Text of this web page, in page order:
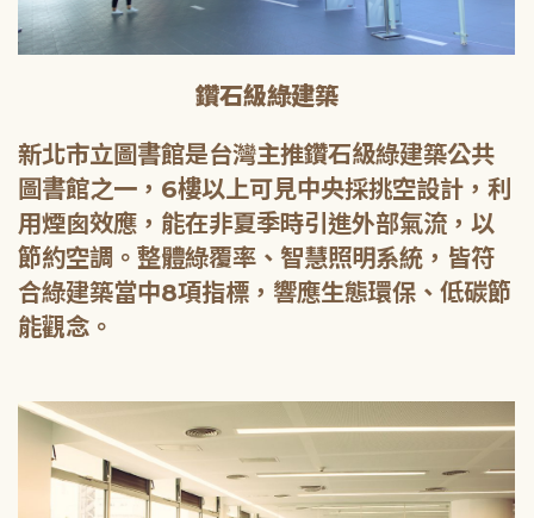
鑽石級綠建築
新北市立圖書館是台灣主推鑽石級綠建築公共
圖書館之一，6樓以上可見中央採挑空設計，利
用煙囪效應，能在非夏季時引進外部氣流，以
節約空調。整體綠覆率、智慧照明系統，皆符
合綠建築當中8項指標，響應生態環保、低碳節
能觀念。